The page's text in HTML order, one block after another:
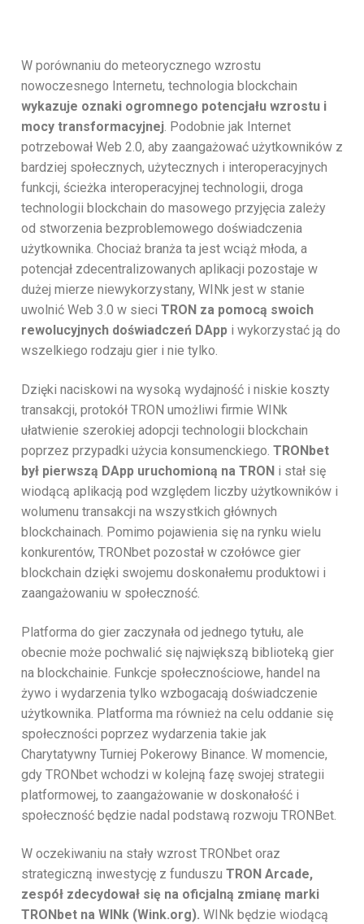
W porównaniu do meteorycznego wzrostu
nowoczesnego Internetu, technologia blockchain
wykazuje oznaki ogromnego potencjału wzrostu i
mocy transformacyjnej. Podobnie jak Internet
potrzebował Web 2.0, aby zaangażować użytkowników z
bardziej społecznych, użytecznych i interoperacyjnych
funkcji, ścieżka interoperacyjnej technologii, droga
technologii blockchain do masowego przyjęcia zależy
od stworzenia bezproblemowego doświadczenia
użytkownika. Chociaż branża ta jest wciąż młoda, a
potencjał zdecentralizowanych aplikacji pozostaje w
dużej mierze niewykorzystany, WINk jest w stanie
uwolnić Web 3.0 w sieci TRON za pomocą swoich
rewolucyjnych doświadczeń DApp i wykorzystać ją do
wszelkiego rodzaju gier i nie tylko.
Dzięki naciskowi na wysoką wydajność i niskie koszty
transakcji, protokół TRON umożliwi firmie WINk
ułatwienie szerokiej adopcji technologii blockchain
poprzez przypadki użycia konsumenckiego. TRONbet
był pierwszą DApp uruchomioną na TRON i stał się
wiodącą aplikacją pod względem liczby użytkowników i
wolumenu transakcji na wszystkich głównych
blockchainach. Pomimo pojawienia się na rynku wielu
konkurentów, TRONbet pozostał w czołówce gier
blockchain dzięki swojemu doskonałemu produktowi i
zaangażowaniu w społeczność.
Platforma do gier zaczynała od jednego tytułu, ale
obecnie może pochwalić się największą biblioteką gier
na blockchainie. Funkcje społecznościowe, handel na
żywo i wydarzenia tylko wzbogacają doświadczenie
użytkownika. Platforma ma również na celu oddanie się
społeczności poprzez wydarzenia takie jak
Charytatywny Turniej Pokerowy Binance. W momencie,
gdy TRONbet wchodzi w kolejną fazę swojej strategii
platformowej, to zaangażowanie w doskonałość i
społeczność będzie nadal podstawą rozwoju TRONBet.
W oczekiwaniu na stały wzrost TRONbet oraz
strategiczną inwestycję z funduszu TRON Arcade,
zespół zdecydował się na oficjalną zmianę marki
TRONbet na WINk (Wink.org). WINk będzie wiodącą